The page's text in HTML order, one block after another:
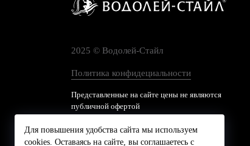
2025 © Водолей-Cтайл
Политика конфидециальности
Представленные на сайте цены не являются
публичной офертой
Для повышения удобства сайта мы используем
cookies. Оставаясь на сайте, вы соглашаетесь с